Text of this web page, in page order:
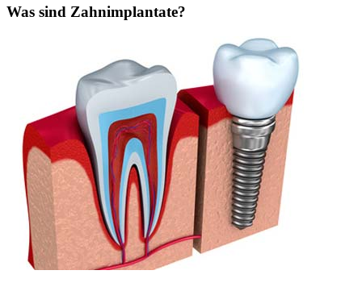
Was sind Zahnimplantate?